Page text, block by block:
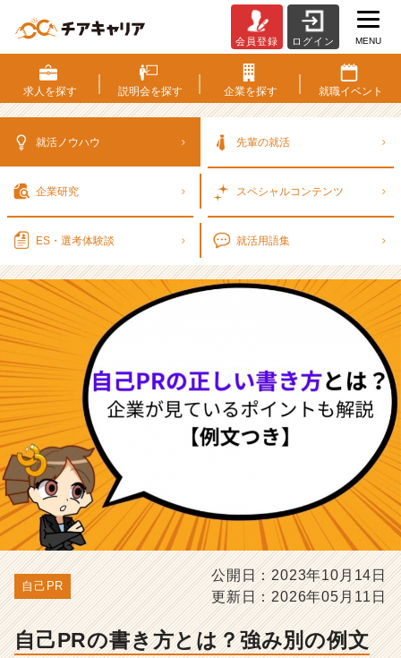
己
P
R
は？
例
業
が
ポ
イ
ン
-
選
会員登録 ログイン MENU
求人を探す 説明会を探す 企業を探す 就職イベント
就活ノウハウ 先輩の就活
企業研究 スペシャルコンテンツ
ES・選考体験談 就活用語集
自己PR
公開日：2023年10月14日
更新日：2026年05月11日
自己PRの書き方とは？強み別の例文